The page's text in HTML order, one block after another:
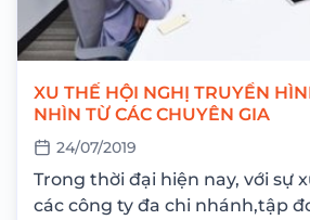
XU THẾ HỘI NGHỊ TRUYỀN
NHÌN TỪ CÁC CHUYÊN GIA
24/07/2019
Trong thời đại hiện nay, với sự
các công ty đa chi nhánh,tập